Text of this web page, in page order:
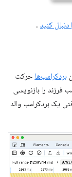
کنید .
بردکرامب‌ها حرکت
فرزند را بازنویسی
یک بردکرامب والد